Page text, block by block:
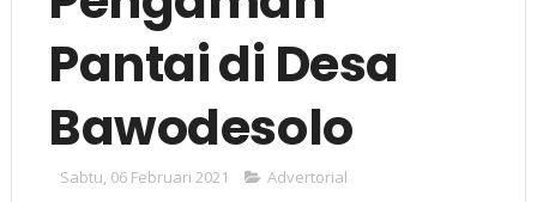
Pantai di Desa
Bawodesolo
Sabtu, 06 Februari 2021 Advertorial